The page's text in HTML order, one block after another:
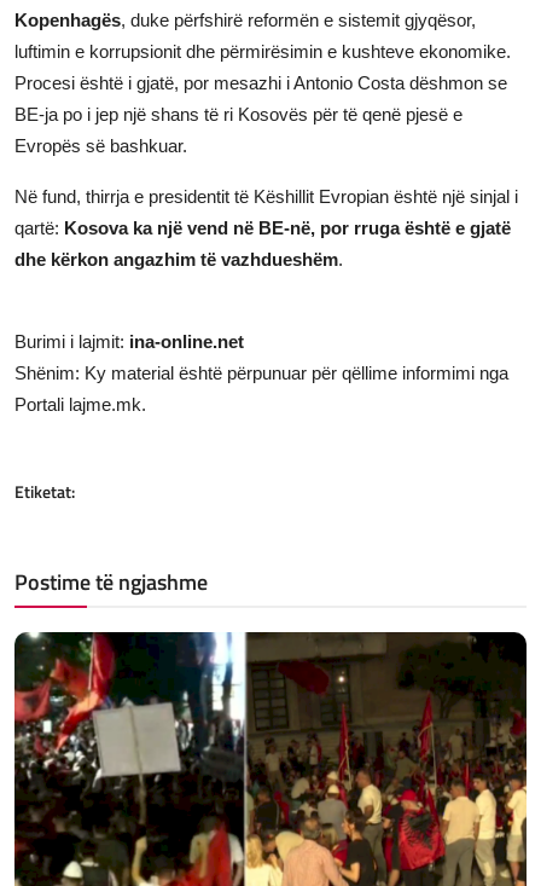
Kopenhagës, duke përfshirë reformën e sistemit gjyqësor,
luftimin e korrupsionit dhe përmirësimin e kushteve ekonomike.
Procesi është i gjatë, por mesazhi i Antonio Costa dëshmon se
BE-ja po i jep një shans të ri Kosovës për të qenë pjesë e
Evropës së bashkuar.
Në fund, thirrja e presidentit të Këshillit Evropian është një sinjal i
qartë: Kosova ka një vend në BE-në, por rruga është e gjatë
dhe kërkon angazhim të vazhdueshëm.
Burimi i lajmit: ina-online.net
Shënim: Ky material është përpunuar për qëllime informimi nga
Portali lajme.mk.
Etiketat:
Postime të ngjashme